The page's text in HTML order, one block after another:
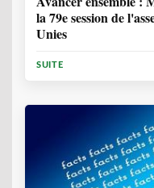
la 79e session de
Unies
SUITE